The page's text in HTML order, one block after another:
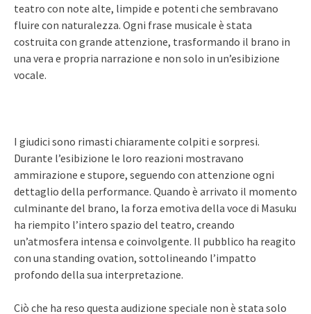
teatro con note alte, limpide e potenti che sembravano
fluire con naturalezza. Ogni frase musicale è stata
costruita con grande attenzione, trasformando il brano in
una vera e propria narrazione e non solo in un’esibizione
vocale.
I giudici sono rimasti chiaramente colpiti e sorpresi.
Durante l’esibizione le loro reazioni mostravano
ammirazione e stupore, seguendo con attenzione ogni
dettaglio della performance. Quando è arrivato il momento
culminante del brano, la forza emotiva della voce di Masuku
ha riempito l’intero spazio del teatro, creando
un’atmosfera intensa e coinvolgente. Il pubblico ha reagito
con una standing ovation, sottolineando l’impatto
profondo della sua interpretazione.
Ciò che ha reso questa audizione speciale non è stata solo